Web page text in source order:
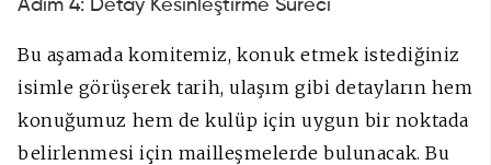
Adım 4: Detay Kesinleştirme Süreci
Bu aşamada komitemiz, konuk etmek istediğiniz
isimle görüşerek tarih, ulaşım gibi detayların hem
konuğumuz hem de kulüp için uygun bir noktada
belirlenmesi için mailleşmelerde bulunacak. Bu